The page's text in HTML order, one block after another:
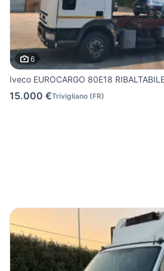
6
Iveco EUROCARGO 80E18
15.000 €Trivigliano (FR)